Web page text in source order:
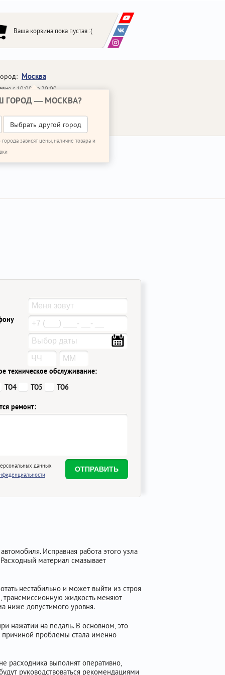
Ваша корзина пока пустая :(
Москва
ГОРОД — МОСКВА?
Выбрать другой город
зависят цены, наличие товара и
с 10:00 до 20:00
648-64-30
МНЕ
техническое обслуживание:
ТО4 ТО5 ТО6
ремонт:
данных
Исправная работа этого узла
материал смазывает
нестабильно и может выйти из строя
трансмиссионную жидкость меняют
ниже допустимого уровня.
нажатии на педаль. В основном, это
причиной проблемы стала именно
расходника выполнят оперативно,
руководствоваться рекомендациями